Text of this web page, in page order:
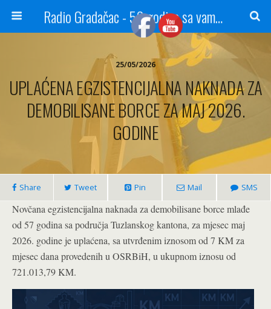
Radio Gradačac - 56 godina sa vama...
25/05/2026
UPLAĆENA EGZISTENCIJALNA NAKNADA ZA
DEMOBILISANE BORCE ZA MAJ 2026.
GODINE
Share Tweet Pin Mail SMS
Novčana egzistencijalna naknada za demobilisane borce mlađe
od 57 godina sa područja Tuzlanskog kantona, za mjesec maj
2026. godine je uplaćena, sa utvrđenim iznosom od 7 KM za
mjesec dana provedenih u OSRBiH, u ukupnom iznosu od
721.013,79 KM.